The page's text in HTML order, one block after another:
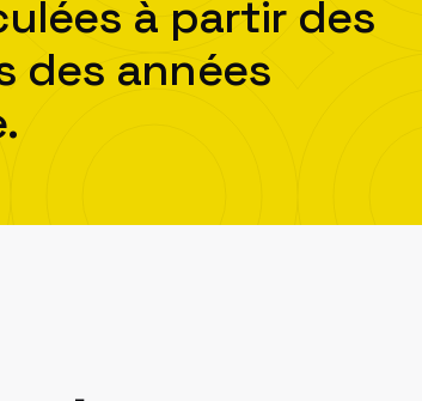
à partir des
des années
.